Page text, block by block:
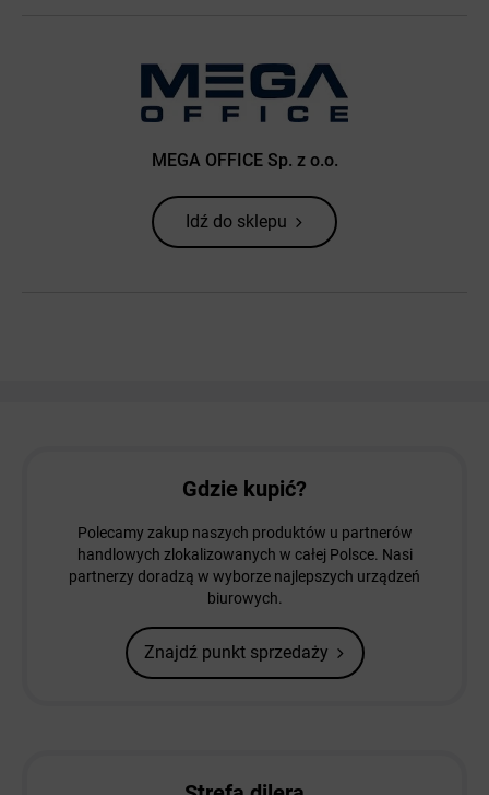
MEGA OFFICE Sp. z o.o.
Idź do sklepu
Gdzie kupić?
Polecamy zakup naszych produktów u partnerów
handlowych zlokalizowanych w całej Polsce. Nasi
partnerzy doradzą w wyborze najlepszych urządzeń
biurowych.
Znajdź punkt sprzedaży